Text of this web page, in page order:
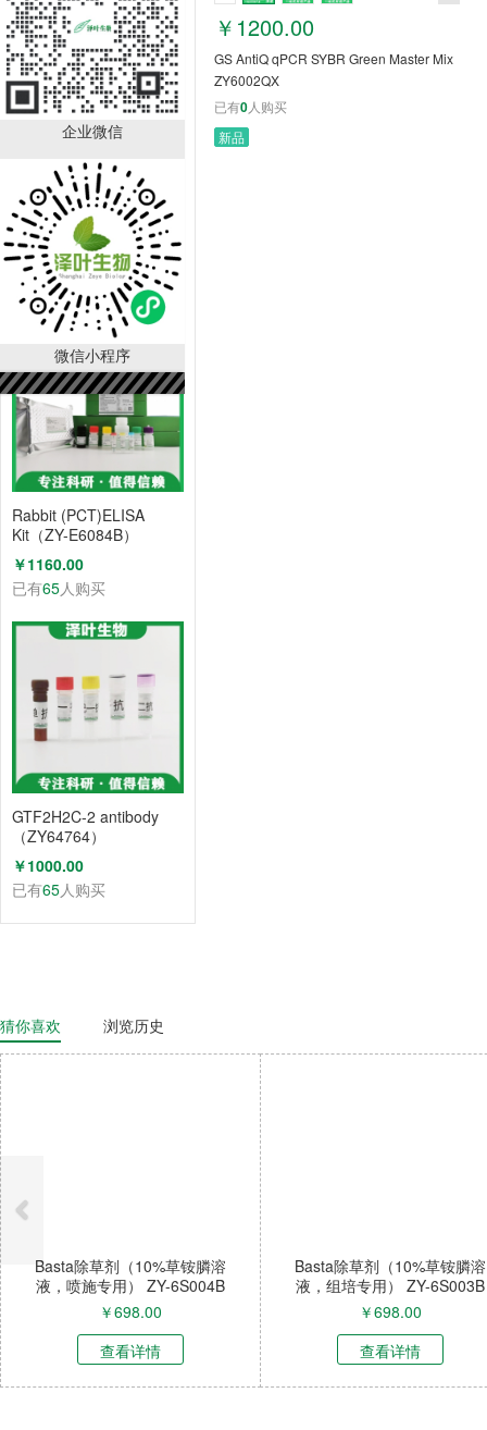
企业微信
微信小程序
SLCO4A1 antibody
ZY62713
￥1050.00
已有66人购买
Rabbit (PCT)ELISA
Kit（ZY-E6084B）
￥1160.00
已有65人购买
GTF2H2C-2 antibody
（ZY64764）
￥1000.00
已有65人购买
￥1200.00
GS AntiQ qPCR SYBR Green Master Mix
ZY6002QX
已有0人购买
新品
猜你喜欢 浏览历史
Basta除草剂（10%草铵膦溶
液，喷施专用） ZY-6S004B
￥698.00
查看详情
Basta除草剂（10%草铵膦溶
液，组培专用） ZY-6S003B
￥698.00
查看详情